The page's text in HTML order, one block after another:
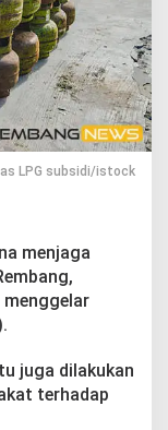
LPG subsidi/istock
menjaga
menggelar
juga dilakukan
terhadap